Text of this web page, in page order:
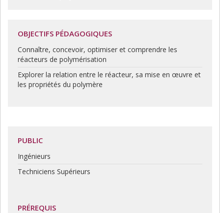
OBJECTIFS PÉDAGOGIQUES
Connaître, concevoir, optimiser et comprendre les
réacteurs de polymérisation
Explorer la relation entre le réacteur, sa mise en œuvre et
les propriétés du polymère
PUBLIC
Ingénieurs
Techniciens Supérieurs
PRÉREQUIS